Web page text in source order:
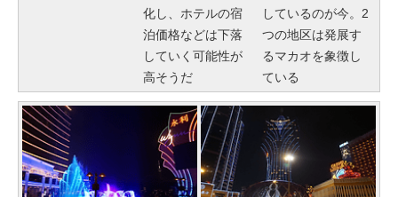
化し、ホテルの宿
泊価格などは下落
していく可能性が
高そうだ
しているのが今。2
つの地区は発展す
るマカオを象徴し
ている